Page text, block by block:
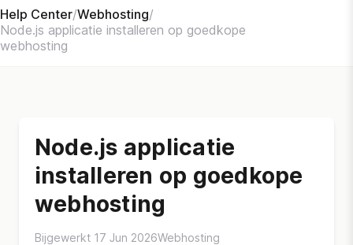
Help Center/Webhosting/
Node.js applicatie installeren op goedkope
webhosting
Node.js applicatie
installeren op goedkope
webhosting
Bijgewerkt 17 Jun 2026Webhosting